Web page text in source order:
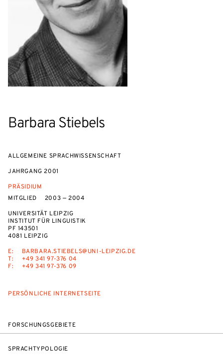
Barbara Stiebels
ALLGEMEINE SPRACHWISSENSCHAFT
JAHRGANG 2001
PRÄSIDIUM
MITGLIED
2003 — 2004
UNIVERSITÄT LEIPZIG
INSTITUT FÜR LINGUISTIK
PF 143501
4081 LEIPZIG
E:
BARBARA.STIEBELS@UNI-LEIPZIG.DE
T:
+49 341 97-376 04
F:
+49 341 97-376 09
PERSÖNLICHE INTERNETSEITE
FORSCHUNGSGEBIETE
SPRACHTYPOLOGIE